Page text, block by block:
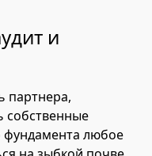
и
партнера,
собственные
фундамента любое